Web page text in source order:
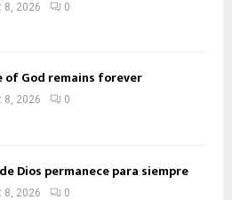
8, 2026 0
of God remains forever
8, 2026 0
Dios permanece para siempre
8, 2026 0